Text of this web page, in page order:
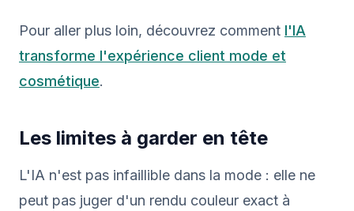
Pour aller plus loin, découvrez comment l'IA
transforme l'expérience client mode et
cosmétique.
Les limites à garder en tête
L'IA n'est pas infaillible dans la mode : elle ne
peut pas juger d'un rendu couleur exact à